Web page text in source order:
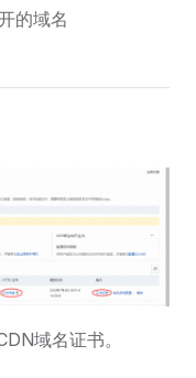
的域名
域名证书。